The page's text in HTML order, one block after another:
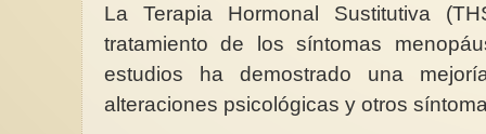
La Terapia Hormonal Sustitutiva
tratamiento de los síntomas
estudios ha demostrado una
alteraciones psicológicas y otros